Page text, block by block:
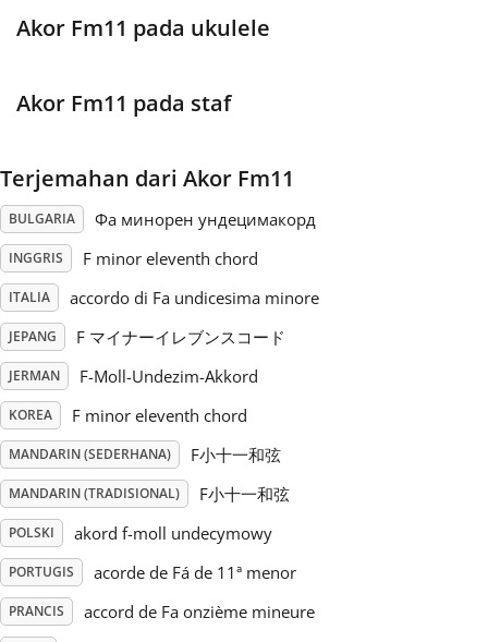
Svenska
Tiếng Việt
简体中文
繁體中文
Akor Fm11 pada ukulele
Akor Fm11 pada staf
Terjemahan dari Akor Fm11
BULGARIA Фа минорен ундецимакорд
INGGRIS F minor eleventh chord
ITALIA accordo di Fa undicesima minore
JEPANG F マイナーイレブンスコード
JERMAN F-Moll-Undezim-Akkord
KOREA F minor eleventh chord
MANDARIN (SEDERHANA) F小十一和弦
MANDARIN (TRADISIONAL) F小十一和弦
POLSKI akord f-moll undecymowy
PORTUGIS acorde de Fá de 11ª menor
PRANCIS accord de Fa onzième mineure